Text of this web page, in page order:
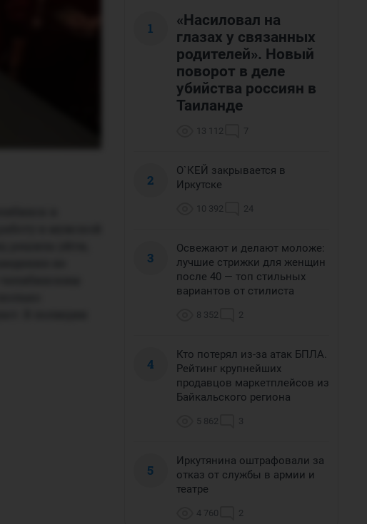
1
«Насиловал на
глазах у связанных
родителей». Новый
поворот в деле
убийства россиян в
Таиланде
13 112 7
2
О`КЕЙ закрывается в
Иркутске
10 392 24
3
Освежают и делают моложе:
лучшие стрижки для женщин
после 40 — топ стильных
вариантов от стилиста
8 352 2
4
Кто потерял из-за атак БПЛА.
Рейтинг крупнейших
продавцов маркетплейсов из
Байкальского региона
5 862 3
5
Иркутянина оштрафовали за
отказ от службы в армии и
театре
4 760 2